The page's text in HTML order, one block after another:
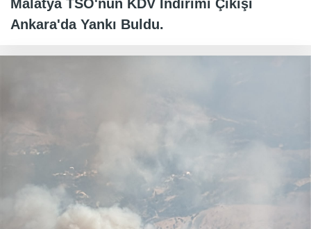
Malatya TSO'nun KDV İndirimi Çıkışı
Ankara'da Yankı Buldu.